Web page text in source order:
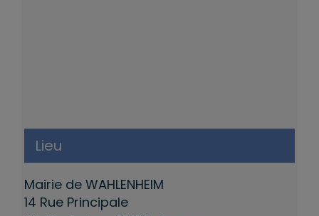
Lieu
Mairie de WAHLENHEIM
14 Rue Principale